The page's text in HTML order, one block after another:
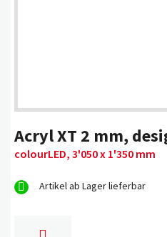
Acryl XT 2 mm,
colourLED, 3'050 x 1'350 mm
Artikel ab Lager lieferbar